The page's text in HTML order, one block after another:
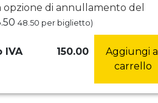
opzione di annullamento del
48.50 per biglietto)
IVA 150.00
Aggiungi al
carrello